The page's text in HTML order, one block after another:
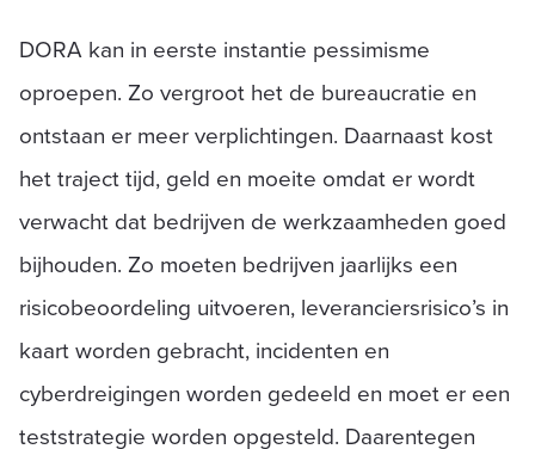
DORA kan in eerste instantie pessimisme
oproepen. Zo vergroot het de bureaucratie en
ontstaan er meer verplichtingen. Daarnaast kost
het traject tijd, geld en moeite omdat er wordt
verwacht dat bedrijven de werkzaamheden goed
bijhouden. Zo moeten bedrijven jaarlijks een
risicobeoordeling uitvoeren, leveranciersrisico’s in
kaart worden gebracht, incidenten en
cyberdreigingen worden gedeeld en moet er een
teststrategie worden opgesteld. Daarentegen